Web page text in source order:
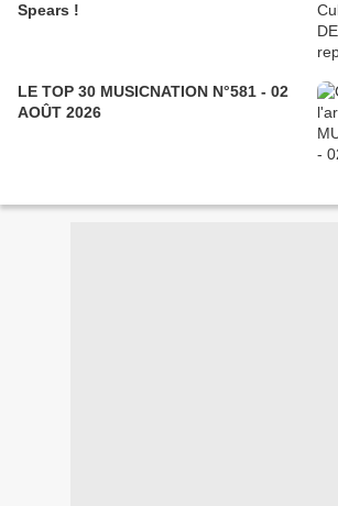
Spears !
LE TOP 30 MUSICNATION N°581 - 02
AOÛT 2026